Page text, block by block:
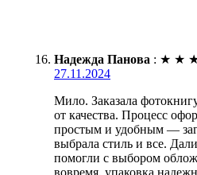
Надежда Панова : ★ ★
27.11.2024
Мило. Заказала
от качества. Процесс
простым и удобным —
выбрала стиль и все.
помогли с выбором